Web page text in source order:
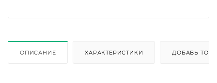
ОПИСАНИЕ ХАРАКТЕРИСТИКИ ДОБАВЬ